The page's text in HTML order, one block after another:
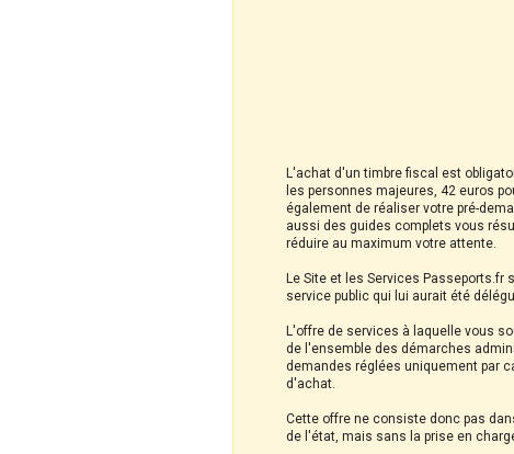
L'achat d'un timbre fiscal est
les personnes majeures, 42 euros
également de réaliser votre pré-
aussi des guides complets vous
réduire au maximum votre attente.
Le Site et les Services
service public qui lui aurait été
L'offre de services à laquelle vous
de l'ensemble des démarches
demandes réglées uniquement par
d'achat.
Cette offre ne consiste donc pas
de l'état, mais sans la prise en